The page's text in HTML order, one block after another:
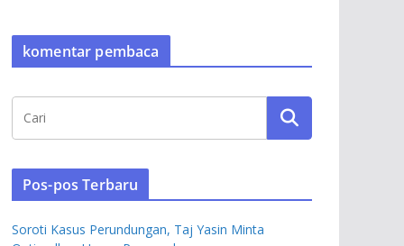
komentar pembaca
Pos-pos Terbaru
Soroti Kasus Perundungan, Taj Yasin Minta